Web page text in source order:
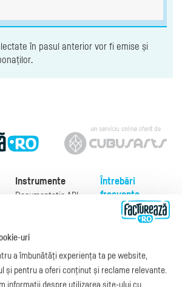
în pasul anterior vor fi emise și
Instrumente
Documentație API
e-Factura B2C
API e-Factura
e-Transport
Întrebări
frecvente
Despre noi
uri
a îmbunătăți experiența ta pe website,
și pentru a oferi conținut și reclame relevante.
informații despre utilizarea site-ului cu